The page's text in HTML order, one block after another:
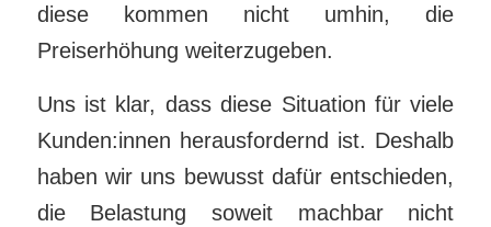
diese kommen nicht umhin, die
Preiserhöhung weiterzugeben.
Uns ist klar, dass diese Situation für viele
Kunden:innen herausfordernd ist. Deshalb
haben wir uns bewusst dafür entschieden,
die Belastung soweit machbar nicht